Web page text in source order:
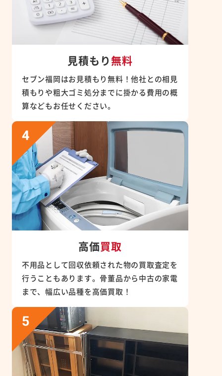
見積もり無料
セブン福岡はお見積もり無料！他社との相見
積もりや粗大ゴミ処分までに掛かる費用の概
算などもお任せください。
高価買取
不用品として回収依頼された物の買取査定を
行うこともあります。骨董品から中古の家電
まで、幅広い品種を高価買取！